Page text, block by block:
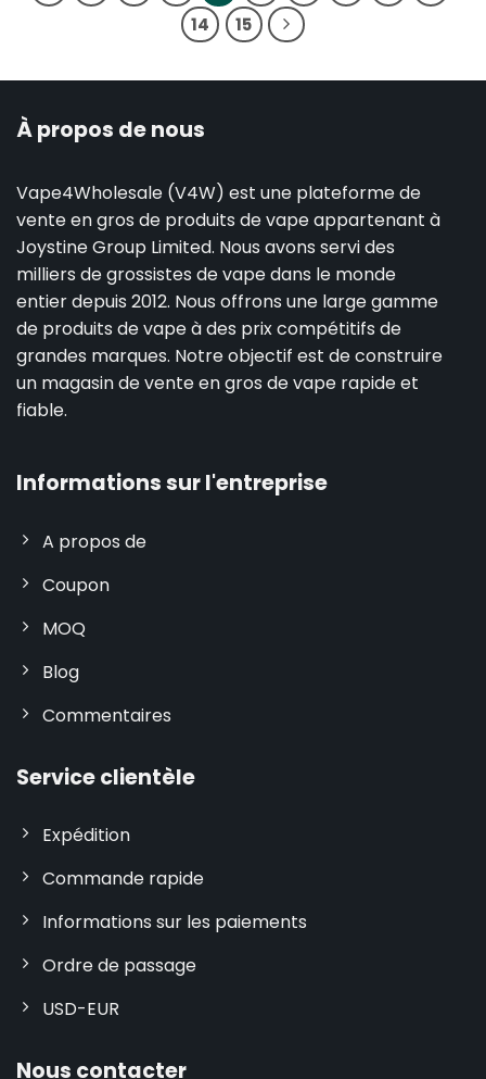
14
15
À propos de nous
Vape4Wholesale (V4W) est une plateforme de
vente en gros de produits de vape appartenant à
Joystine Group Limited. Nous avons servi des
milliers de grossistes de vape dans le monde
entier depuis 2012. Nous offrons une large gamme
de produits de vape à des prix compétitifs de
grandes marques. Notre objectif est de construire
un magasin de vente en gros de vape rapide et
fiable.
Informations sur l'entreprise
A propos de
Coupon
MOQ
Blog
Commentaires
Service clientèle
Expédition
Commande rapide
Informations sur les paiements
Ordre de passage
USD-EUR
Nous contacter